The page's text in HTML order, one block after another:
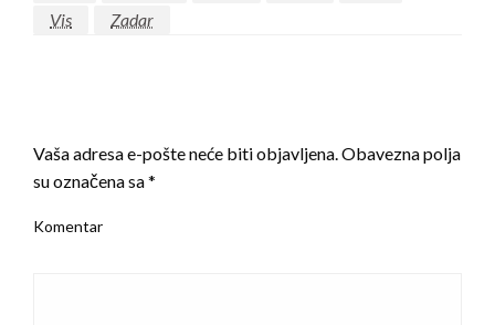
Vis
Zadar
Vaša adresa e-pošte neće biti objavljena. Obavezna polja
su označena sa*
Komentar